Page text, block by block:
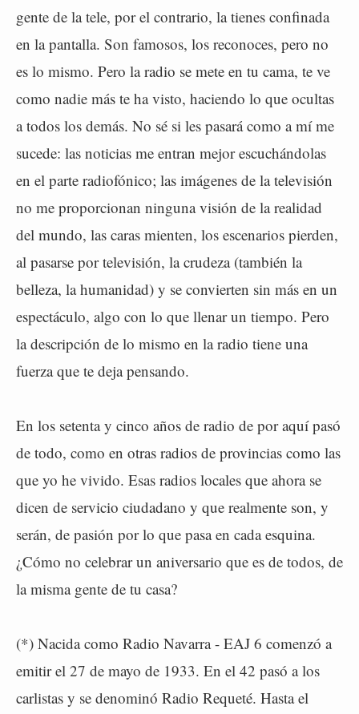
gente de la tele, por el contrario, la tienes confinada
en la pantalla. Son famosos, los reconoces, pero no
es lo mismo. Pero la radio se mete en tu cama, te ve
como nadie más te ha visto, haciendo lo que ocultas
a todos los demás. No sé si les pasará como a mí me
sucede: las noticias me entran mejor escuchándolas
en el parte radiofónico; las imágenes de la televisión
no me proporcionan ninguna visión de la realidad
del mundo, las caras mienten, los escenarios pierden,
al pasarse por televisión, la crudeza (también la
belleza, la humanidad) y se convierten sin más en un
espectáculo, algo con lo que llenar un tiempo. Pero
la descripción de lo mismo en la radio tiene una
fuerza que te deja pensando.
En los setenta y cinco años de radio de por aquí pasó
de todo, como en otras radios de provincias como las
que yo he vivido. Esas radios locales que ahora se
dicen de servicio ciudadano y que realmente son, y
serán, de pasión por lo que pasa en cada esquina.
¿Cómo no celebrar un aniversario que es de todos, de
la misma gente de tu casa?
(*) Nacida como Radio Navarra - EAJ 6 comenzó a
emitir el 27 de mayo de 1933. En el 42 pasó a los
carlistas y se denominó Radio Requeté. Hasta el